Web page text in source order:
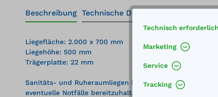
Beschreibung Technische Daten
Liegefläche: 2.000 x 700 mm
Liegehöhe: 500 mm
Trägerplatte: 22 mm
Sanitäts- und Ruheraumliegen kommen in den
eventuelle Notfälle bereitzuhalten.
Technisch erforderlich
Marketing
Service
Tracking